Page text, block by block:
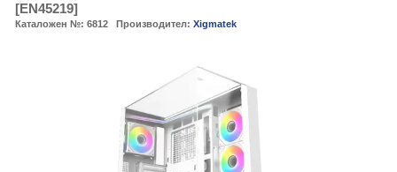
[EN45219]
Каталожен №: 6812 Производител: Xigmatek